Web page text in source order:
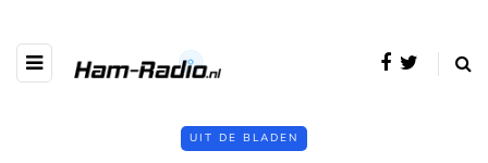
UIT DE BLADEN